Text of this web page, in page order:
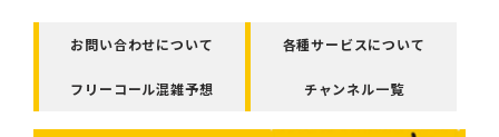
お問い合わせについて 各種サービスについて
フリーコール混雑予想 チャンネル一覧